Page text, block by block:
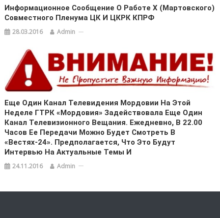
Информационное Сообщение О Работе X (мартовского)
Совместного Пленума ЦК И ЦКРК КПРФ
28.03.2016 Admin
Еще Один Канал Телевидения Мордовии На Этой
Неделе ГТРК «Мордовия» Задействовала Еще Один
Канал Телевизионного Вещания. Ежедневно, В 22.00
Часов Ее Передачи Можно Будет Смотреть В
«Вестях-24». Предполагается, Что Это Будут
Интервью На Актуальные Темы И
24.11.2016 Admin